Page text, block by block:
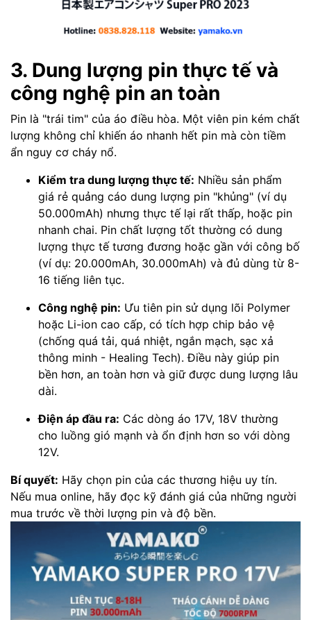
3. Dung lượng pin thực tế và
công nghệ pin an toàn
Pin là "trái tim" của áo điều hòa. Một viên pin kém chất
lượng không chỉ khiến áo nhanh hết pin mà còn tiềm
ẩn nguy cơ cháy nổ.
Kiểm tra dung lượng thực tế: Nhiều sản phẩm
giá rẻ quảng cáo dung lượng pin "khủng" (ví dụ
50.000mAh) nhưng thực tế lại rất thấp, hoặc pin
nhanh chai. Pin chất lượng tốt thường có dung
lượng thực tế tương đương hoặc gần với công bố
(ví dụ: 20.000mAh, 30.000mAh) và đủ dùng từ 8-
16 tiếng liên tục.
Công nghệ pin: Ưu tiên pin sử dụng lõi Polymer
hoặc Li-ion cao cấp, có tích hợp chip bảo vệ
(chống quá tải, quá nhiệt, ngắn mạch, sạc xả
thông minh - Healing Tech). Điều này giúp pin
bền hơn, an toàn hơn và giữ được dung lượng lâu
dài.
Điện áp đầu ra: Các dòng áo 17V, 18V thường
cho luồng gió mạnh và ổn định hơn so với dòng
12V.
Bí quyết: Hãy chọn pin của các thương hiệu uy tín.
Nếu mua online, hãy đọc kỹ đánh giá của những người
mua trước về thời lượng pin và độ bền.